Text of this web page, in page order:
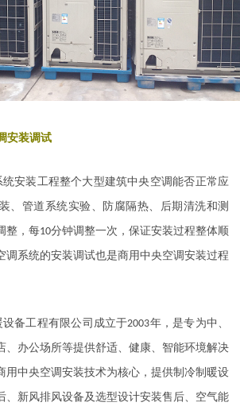
安装调试
安装工程整个大型建筑中央空调能否正常应
、管道系统实验、防腐隔热、后期清洗和测
整，每10分钟调整一次，保证安装过程整体顺
调系统的安装调试也是商用中央空调安装过程
备工程有限公司成立于2003年，是专为中、
、办公场所等提供舒适、健康、智能环境解决
用中央空调安装技术为核心，提供制冷制暖设
、新风排风设备及选型设计安装售后、空气能